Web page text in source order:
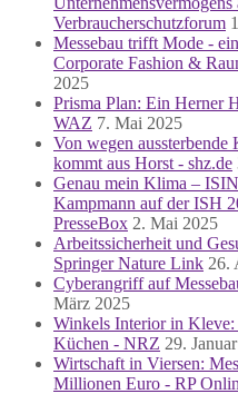
Verbraucherschutzforum
Messebau trifft Mode -
Corporate Fashion &
2025
Prisma Plan: Ein Herner
WAZ 7. Mai 2025
Von wegen
kommt aus Horst - shz.de
Genau mein Klima –
Kampmann auf der ISH
PresseBox 2. Mai 2025
Arbeitssicherheit und
Springer Nature Link 26.
Cyberangriff auf
März 2025
Winkels Interior in Kleve:
Küchen - NRZ 29.
Wirtschaft in Viersen:
Millionen Euro - RP